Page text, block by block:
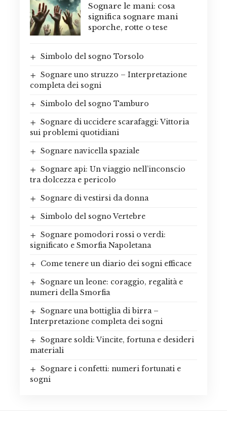
Sognare le mani: cosa
significa sognare mani
sporche, rotte o tese
Simbolo del sogno Torsolo
Sognare uno struzzo – Interpretazione
completa dei sogni
Simbolo del sogno Tamburo
Sognare di uccidere scarafaggi: Vittoria
sui problemi quotidiani
Sognare navicella spaziale
Sognare api: Un viaggio nell’inconscio
tra dolcezza e pericolo
Sognare di vestirsi da donna
Simbolo del sogno Vertebre
Sognare pomodori rossi o verdi:
significato e Smorfia Napoletana
Come tenere un diario dei sogni efficace
Sognare un leone: coraggio, regalità e
numeri della Smorfia
Sognare una bottiglia di birra –
Interpretazione completa dei sogni
Sognare soldi: Vincite, fortuna e desideri
materiali
Sognare i confetti: numeri fortunati e
sogni